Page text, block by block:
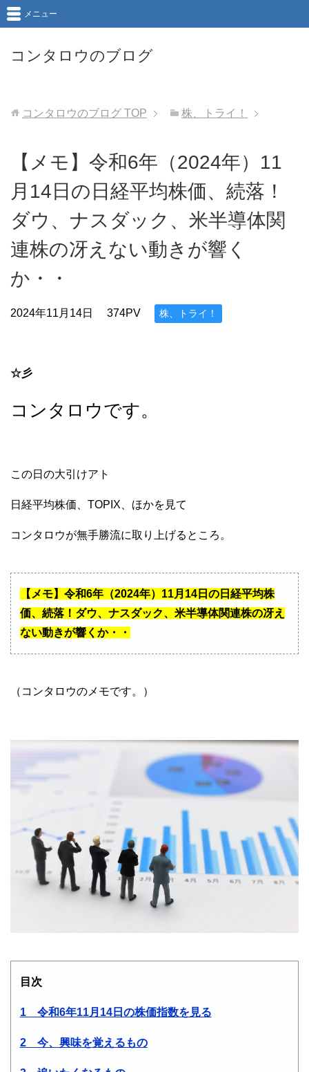
コンタロウのブログ
メニュー
コンタロウのブログ TOP 株、トライ！
【メモ】令和6年（2024年）11
月14日の日経平均株価、続落！
ダウ、ナスダック、米半導体関
連株の冴えない動きが響く
か・・
2024年11月14日 374PV 株、トライ！
☆彡
コンタロウです。
この日の大引けアト
日経平均株価、TOPIX、ほかを見て
コンタロウが無手勝流に取り上げるところ。
【メモ】令和6年（2024年）11月14日の日経平均株
価、続落！ダウ、ナスダック、米半導体関連株の冴え
ない動きが響くか・・
（コンタロウのメモです。）
目次
1 令和6年11月14日の株価指数を見る
2 今、興味を覚えるもの